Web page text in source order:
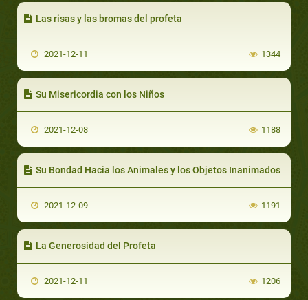
Las risas y las bromas del profeta
2021-12-11 1344
Su Misericordia con los Niños
2021-12-08 1188
Su Bondad Hacia los Animales y los Objetos Inanimados
2021-12-09 1191
La Generosidad del Profeta
2021-12-11 1206